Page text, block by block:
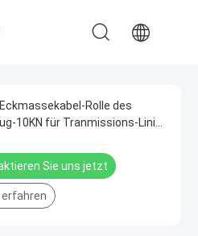
Rolle des
10KN für Tranmissions-Linie
Sie uns jetzt
erfahren